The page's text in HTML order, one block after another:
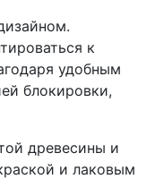
к
удобным
блокировки,
древесины и
и лаковым